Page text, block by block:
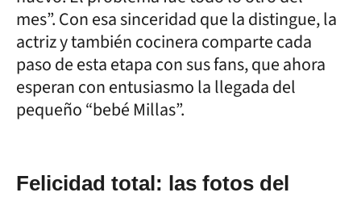
mes”. Con esa sinceridad que la distingue, la
actriz y también cocinera comparte cada
paso de esta etapa con sus fans, que ahora
esperan con entusiasmo la llegada del
pequeño “bebé Millas”.
Felicidad total: las fotos del